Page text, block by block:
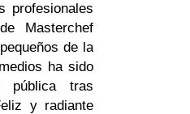
profesionales
Masterchef
de la
ha sido
pública tras
y radiante